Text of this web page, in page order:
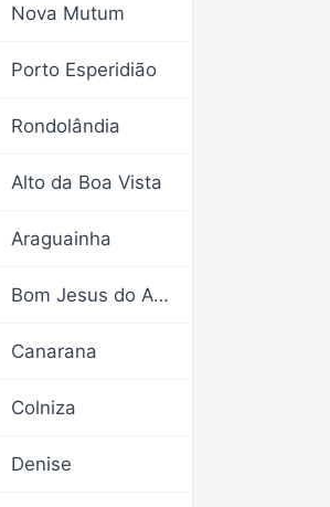
Nova Mutum
Porto Esperidião
Rondolândia
Alto da Boa Vista
Araguainha
Bom Jesus do Araguaia
Canarana
Colniza
Denise